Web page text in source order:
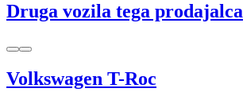
Druga vozila tega prodajalca
Volkswagen T-Roc